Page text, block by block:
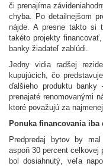
či prenajíma
chyba. Po detailnejšom
nájde. A presne takto si
takéto projekty
banky žiadateľ zablúdi.
Jedny vidia radšej
kupujúcich, čo
ďalšieho produktu banky
prenajaté renomovanými
ktoré považujú za
Ponuka financovania
Predpredaj bytov by
aspoň 30 percent
bol dosiahnutý, veľa